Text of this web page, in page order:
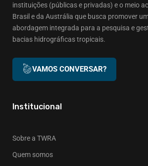
instituições (públicas e privadas) e o meio
Brasil e da Austrália que busca promover
abordagem integrada para a pesquisa e
bacias hidrográficas tropicais.
VAMOS CONVERSAR?
Institucional
Sobre a TWRA
Quem somos